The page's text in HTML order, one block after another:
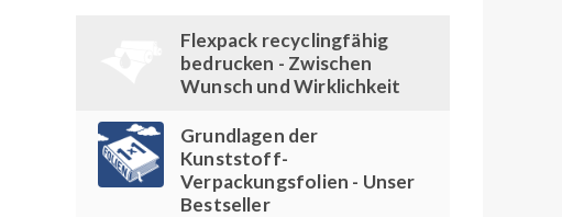
Flexpack recyclingfähig
bedrucken - Zwischen
Wunsch und Wirklichkeit
Grundlagen der
Kunststoff-
Verpackungsfolien - Unser
Bestseller